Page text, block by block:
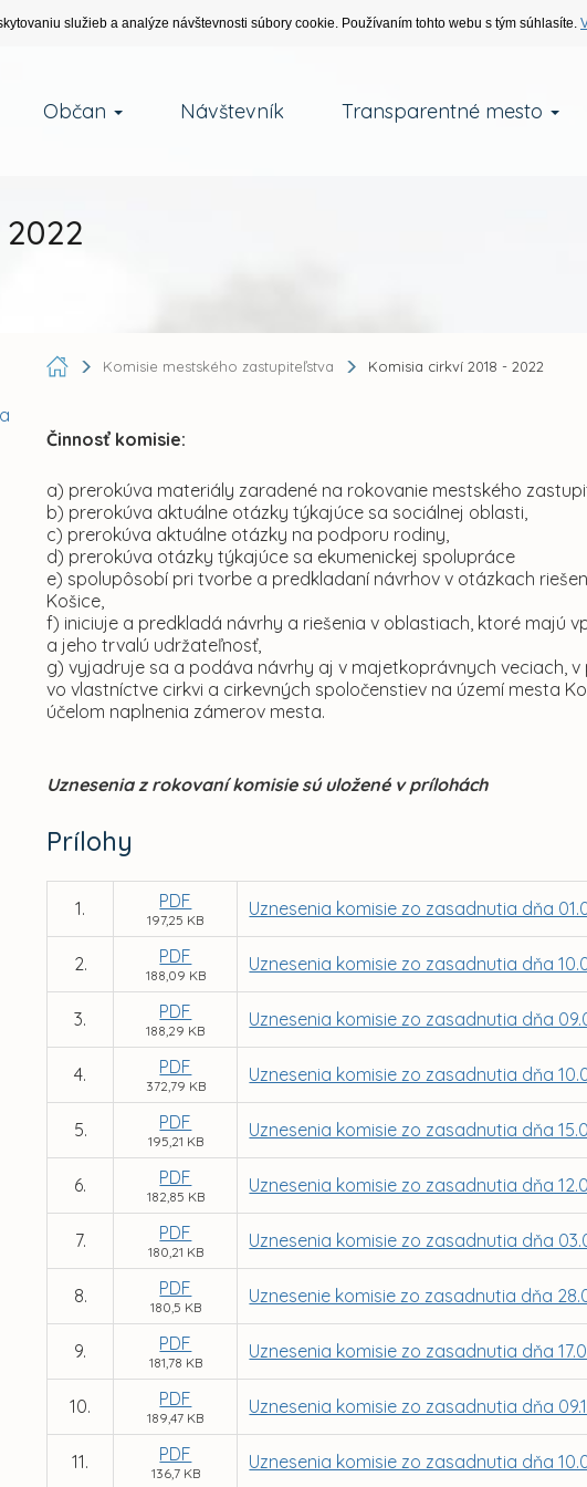
služieb a analýze návštevnosti súbory cookie. Používaním tohto webu s tým súhlasíte.
Občan Návštevník Transparentné mesto
Komisie mestského zastupiteľstva Komisia cirkví 2018 - 2022
Činnosť komisie:
a) prerokúva materiály zaradené na rokovanie mestského
b) prerokúva aktuálne otázky týkajúce sa sociálnej oblasti,
c) prerokúva aktuálne otázky na podporu rodiny,
d) prerokúva otázky týkajúce sa ekumenickej spolupráce
e) spolupôsobí pri tvorbe a predkladaní návrhov v otázkach
Košice,
f) iniciuje a predkladá návrhy a riešenia v oblastiach, ktoré majú
a jeho trvalú udržateľnosť,
g) vyjadruje sa a podáva návrhy aj v majetkoprávnych veciach,
vo vlastníctve cirkvi a cirkevných spoločenstiev na území mesta
účelom naplnenia zámerov mesta.
Uznesenia z rokovaní komisie sú uložené v prílohách
Prílohy
1. PDF
197,25 KB
Uznesenia komisie zo zasadnutia dňa
2. PDF
188,09 KB
Uznesenia komisie zo zasadnutia dňa
3. PDF
188,29 KB
Uznesenia komisie zo zasadnutia dňa
4. PDF
372,79 KB
Uznesenia komisie zo zasadnutia dňa
5. PDF
195,21 KB
Uznesenia komisie zo zasadnutia dňa
6. PDF
182,85 KB
Uznesenia komisie zo zasadnutia dňa
7. PDF
180,21 KB
Uznesenia komisie zo zasadnutia dňa
8. PDF
180,5 KB
Uznesenie komisie zo zasadnutia dňa
9. PDF
181,78 KB
Uznesenia komisie zo zasadnutia dňa
10. PDF
189,47 KB
Uznesenia komisie zo zasadnutia dňa
11. PDF
136,7 KB
Uznesenia komisie zo zasadnutia dňa